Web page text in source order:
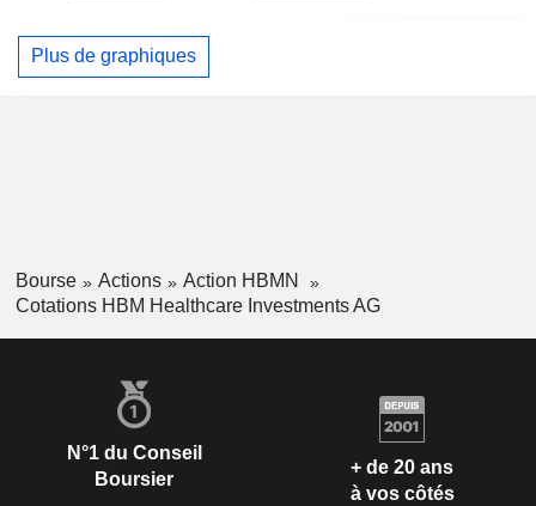
Plus de graphiques
Bourse Actions
Action HBMN
Cotations HBM Healthcare Investments AG
N°1 du Conseil
Boursier
+ de 20 ans
à vos côtés